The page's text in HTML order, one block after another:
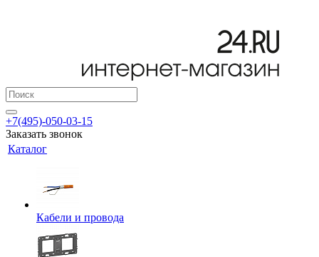
+7(495)-050-03-15
Заказать звонок
Каталог
Кабели и провода